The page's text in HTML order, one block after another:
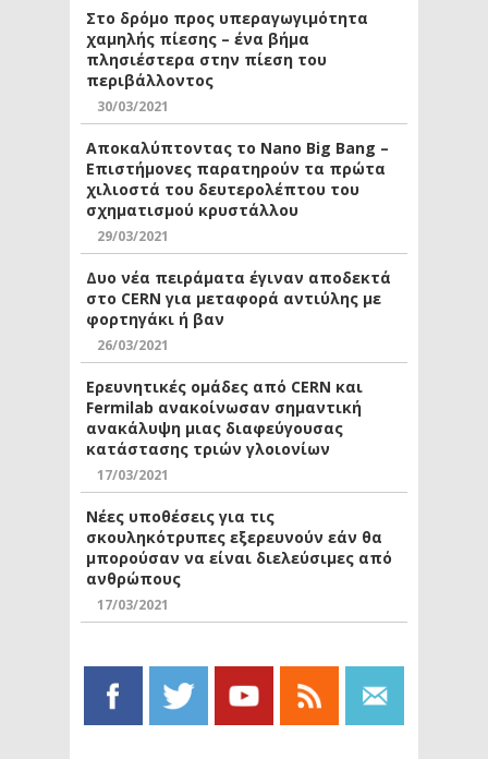
Στο δρόμο προς υπεραγωγιμότητα
χαμηλής πίεσης – ένα βήμα
πλησιέστερα στην πίεση του
περιβάλλοντος
30/03/2021
Αποκαλύπτοντας το Nano Big Bang –
Επιστήμονες παρατηρούν τα πρώτα
χιλιοστά του δευτερολέπτου του
σχηματισμού κρυστάλλου
29/03/2021
Δυο νέα πειράματα έγιναν αποδεκτά
στο CERN για μεταφορά αντιύλης με
φορτηγάκι ή βαν
26/03/2021
Ερευνητικές ομάδες από CERN και
Fermilab ανακοίνωσαν σημαντική
ανακάλυψη μιας διαφεύγουσας
κατάστασης τριών γλοιονίων
17/03/2021
Νέες υποθέσεις για τις
σκουληκότρυπες εξερευνούν εάν θα
μπορούσαν να είναι διελεύσιμες από
ανθρώπους
17/03/2021